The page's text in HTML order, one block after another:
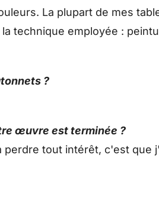
La plupart de mes
technique employée :
?
œuvre est terminée ?
perdre tout intérêt, c'est que